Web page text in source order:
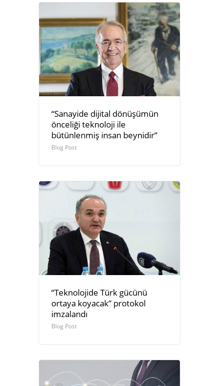
“Sanayide dijital dönüşümün
önceliği teknoloji ile
bütünlenmiş insan beynidir”
Blog Post
“Teknolojide Türk gücünü
ortaya koyacak” protokol
imzalandı
Blog Post